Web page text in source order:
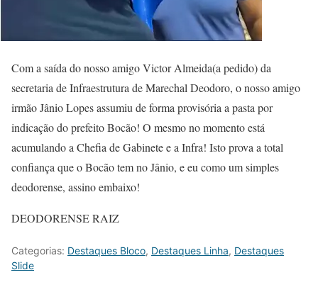
Com a saída do nosso amigo Victor Almeida(a pedido) da
secretaria de Infraestrutura de Marechal Deodoro, o nosso amigo
irmão Jânio Lopes assumiu de forma provisória a pasta por
indicação do prefeito Bocão! O mesmo no momento está
acumulando a Chefia de Gabinete e a Infra! Isto prova a total
confiança que o Bocão tem no Jânio, e eu como um simples
deodorense, assino embaixo!
DEODORENSE RAIZ
Categorias: Destaques Bloco, Destaques Linha, Destaques
Slide